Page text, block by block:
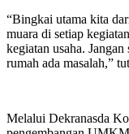
“Bingkai utama kita
muara di setiap
kegiatan usaha.
rumah ada masalah,”
Melalui Dekranasda